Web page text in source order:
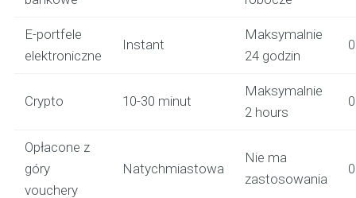
E-portfele
elektroniczne
Instant
Maksymalnie
24 godzin
Crypto 10-30 minut
Maksymalnie
2 hours
Opłacone z
góry
vouchery
Natychmiastowa
Nie ma
zastosowania